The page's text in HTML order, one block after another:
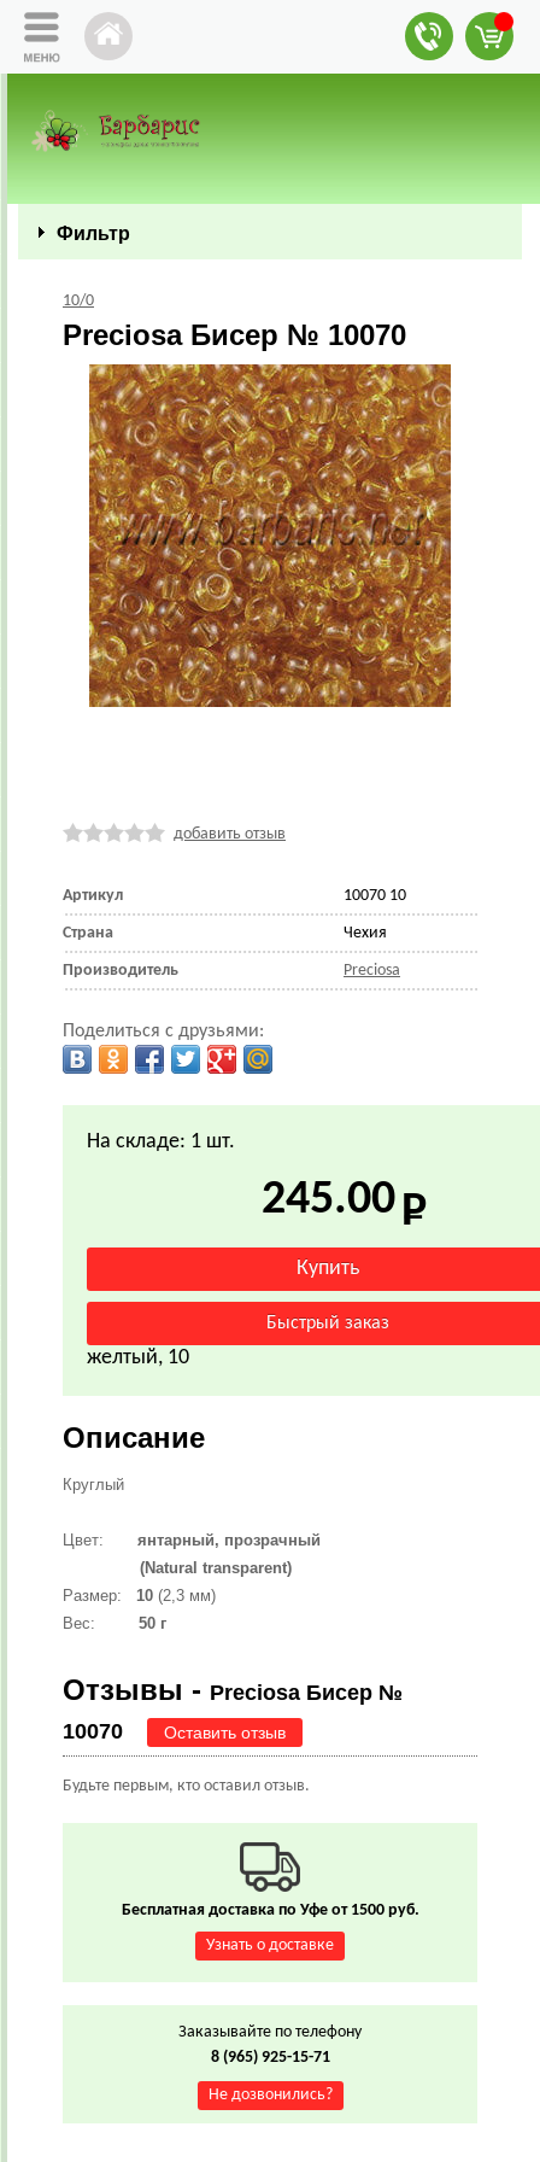
Фильтр
10/0
Preciosa Бисер № 10070
добавить отзыв
Артикул 10070 10
Страна Чехия
Производитель Preciosa
Поделиться с друзьями:
На складе: 1 шт.
245.00
желтый, 10
Описание
Круглый
Цвет:
янтарный, прозрачный
(Natural transparent)
Размер:
10 (2,3 мм)
Вес:
50 г
Отзывы - Preciosa Бисер №
10070
Оставить отзыв
Будьте первым, кто оставил отзыв.
Бесплатная доставка по Уфе от 1500 руб.
Узнать о доставке
Заказывайте по телефону
8 (965) 925-15-71
Не дозвонились?